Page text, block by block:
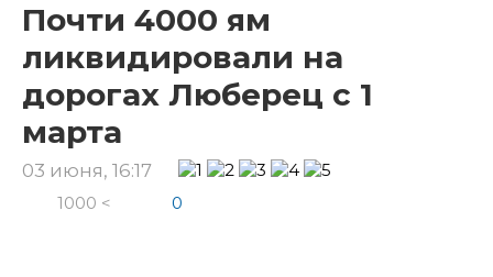
Почти 4000 ям
ликвидировали на
дорогах Люберец с 1
марта
03 июня, 16:17
1000 < 0